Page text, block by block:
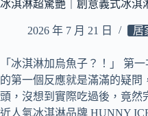
底，
喝
就
愛
上
的
冰淇淋超驚艷｜創意義式冰淇
2026 年 7 月 21 日 居
「冰淇淋加烏魚子？！」 第
的第一個反應就是滿滿的疑問
頭，沒想到實際吃過後，竟然
近人氣冰淇淋品牌 HUNNY